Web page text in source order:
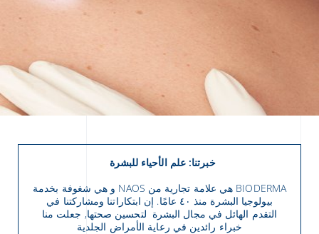
خبرتنا: علم الأحياء للبشرة
BIODERMA هي علامة تجارية من NAOS و هي شغوفة بخدمة
بيولوجيا البشرة منذ ٤٠ عامًا. إن ابتكاراتنا ومشاركتنا في
التقدم الهائل في مجال البشرة لتحسين صحتها, جعلت منا
خبراء رائدين في رعاية الأمراض الجلدية